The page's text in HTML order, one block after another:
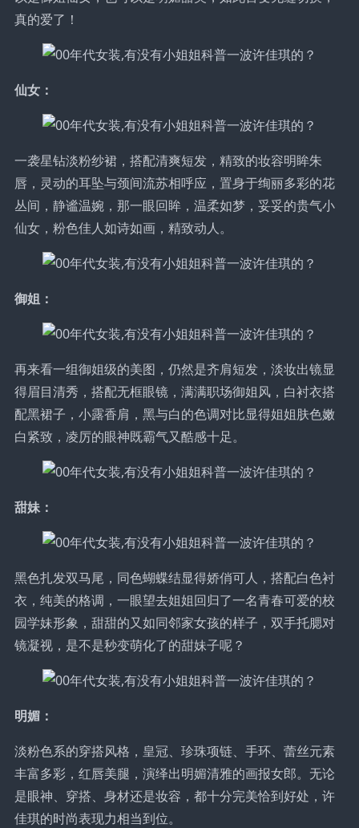
真的爱了！
仙女：
一袭星钻淡粉纱裙，搭配清爽短发，精致的妆容明眸朱
唇，灵动的耳坠与颈间流苏相呼应，置身于绚丽多彩的花
丛间，静谧温婉，那一眼回眸，温柔如梦，妥妥的贵气小
仙女，粉色佳人如诗如画，精致动人。
御姐：
再来看一组御姐级的美图，仍然是齐肩短发，淡妆出镜显
得眉目清秀，搭配无框眼镜，满满职场御姐风，白衬衣搭
配黑裙子，小露香肩，黑与白的色调对比显得姐姐肤色嫩
白紧致，凌厉的眼神既霸气又酷感十足。
甜妹：
黑色扎发双马尾，同色蝴蝶结显得娇俏可人，搭配白色衬
衣，纯美的格调，一眼望去姐姐回归了一名青春可爱的校
园学妹形象，甜甜的又如同邻家女孩的样子，双手托腮对
镜凝视，是不是秒变萌化了的甜妹子呢？
明媚：
淡粉色系的穿搭风格，皇冠、珍珠项链、手环、蕾丝元素
丰富多彩，红唇美腿，演绎出明媚清雅的画报女郎。无论
是眼神、穿搭、身材还是妆容，都十分完美恰到好处，许
佳琪的时尚表现力相当到位。